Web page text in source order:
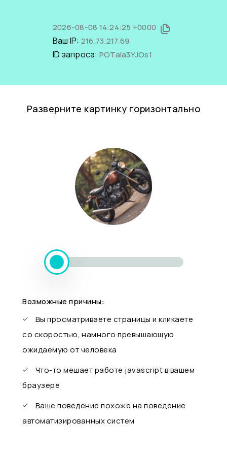
2026-08-08 14:24:25 +0000
Ваш IP: 216.73.217.69
ID запроса: POTaIa3YJOs1
Разверните картинку горизонтально
Возможные причины:
Вы просматриваете страницы и кликаете
со скоростью, намного превышающую
ожидаемую от человека
Что-то мешает работе javascript в вашем
браузере
Ваше поведение похоже на поведение
автоматизированных систем